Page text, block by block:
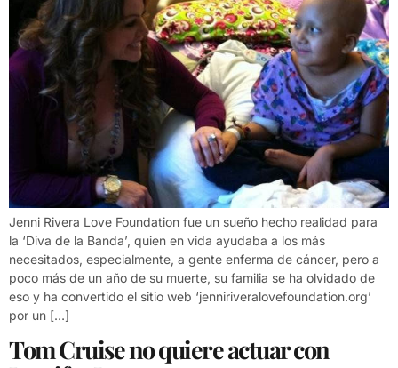
Jenni Rivera Love Foundation fue un sueño hecho realidad para
la ‘Diva de la Banda’, quien en vida ayudaba a los más
necesitados, especialmente, a gente enferma de cáncer, pero a
poco más de un año de su muerte, su familia se ha olvidado de
eso y ha convertido el sitio web ‘jenniriveralovefoundation.org’
por un […]
Tom Cruise no quiere actuar con